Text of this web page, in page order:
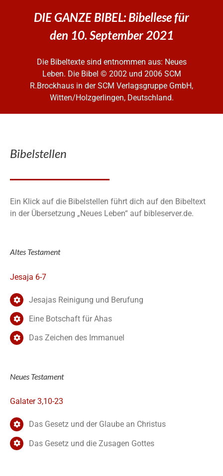
DIE GANZE BIBEL: Bibellese für
den 10. September 2021
Die Bibeltexte sind entnommen aus: Neues
Leben. Die Bibel © 2002 und 2006 SCM
R.Brockhaus in der SCM Verlagsgruppe GmbH,
Witten/Holzgerlingen, Deutschland.
Bibelstellen
Ein Klick auf die Bibelstellen führt dich auf den Bibeltext
in der Übersetzung „Neues Leben“ auf bibleserver.de.
Altes Testament
Jesaja 6-7
Jesajas Reinigung und Berufung
Eine Botschaft für Ahas
Das Zeichen des Immanuel
Neues Testament
Galater 3,10-23
Das Gesetz und der Glaube an Christus
Das Gesetz und die Zusagen Gottes